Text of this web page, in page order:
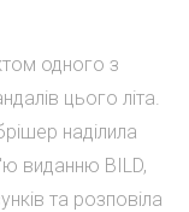
одного з
цього літа.
наділила
виданню BILD,
та розповіла